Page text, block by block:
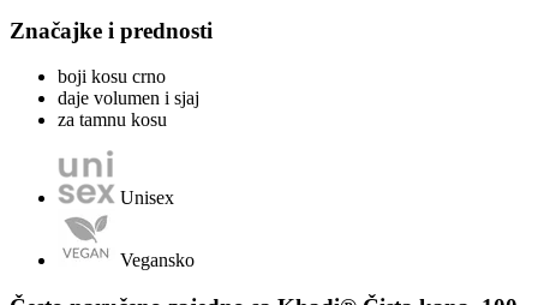
Značajke i prednosti
boji kosu crno
daje volumen i sjaj
za tamnu kosu
Unisex
Vegansko